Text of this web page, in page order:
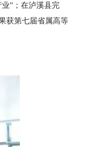
”；在泸溪县完
获第七届省属高等